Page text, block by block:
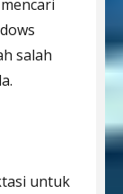
salah
untuk